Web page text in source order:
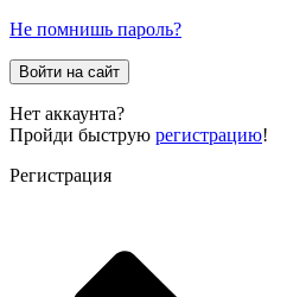
Не помнишь пароль?
Войти на сайт
Нет аккаунта?
Пройди быструю регистрацию!
Регистрация